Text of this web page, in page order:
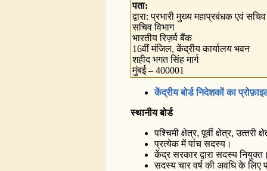
पता:
द्वारा: प्रभारी मुख्य महाप्रबंधक एवं सचिव
सचिव विभाग
भारतीय रिज़र्व बैंक
16वीं मंजिल, केंद्रीय कार्यालय भवन
शहीद भगत सिंह मार्ग
मुंबई – 400001
केंद्रीय बोर्ड निदेशकों का
स्थानीय बोर्ड
पश्चिमी क्षेत्र, पूर्वी क्षेत्र,
प्रत्‍येक में पांच सदस्‍य।
केंद्र सरकार द्वारा सदस्‍य
सदस्‍य चार वर्ष की अवधि के लिए